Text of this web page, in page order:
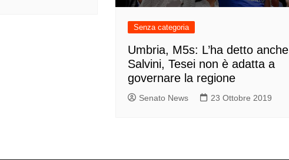
Senza categoria
Umbria, M5s: L’ha detto anche
Salvini, Tesei non è adatta a
governare la regione
Senato News 23 Ottobre 2019